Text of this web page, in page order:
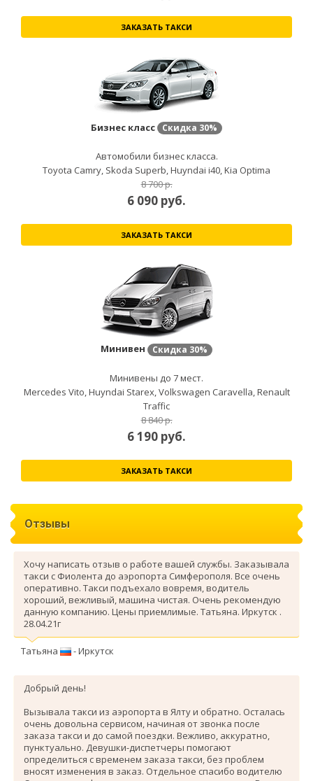
ЗАКАЗАТЬ ТАКСИ
Бизнес класс Скидка 30%
Автомобили бизнес класса.
Toyota Camry, Skoda Superb, Huyndai i40, Kia Optima
8 700 р.
6 090 руб.
ЗАКАЗАТЬ ТАКСИ
Минивен Скидка 30%
Минивены до 7 мест.
Mercedes Vito, Huyndai Starex, Volkswagen Caravella, Renault
Traffic
8 840 р.
6 190 руб.
ЗАКАЗАТЬ ТАКСИ
Отзывы
Хочу написать отзыв о работе вашей службы. Заказывала
такси с Фиолента до аэропорта Симферополя. Все очень
оперативно. Такси подъехало вовремя, водитель
хороший, вежливый, машина чистая. Очень рекомендую
данную компанию. Цены приемлимые. Татьяна. Иркутск .
28.04.21г
Татьяна - Иркутск
Добрый день!
Вызывала такси из аэропорта в Ялту и обратно. Осталась
очень довольна сервисом, начиная от звонка после
заказа такси и до самой поездки. Вежливо, аккуратно,
пунктуально. Девушки-диспетчеры помогают
определиться с временем заказа такси, без проблем
вносят изменения в заказ. Отдельное спасибо водителю